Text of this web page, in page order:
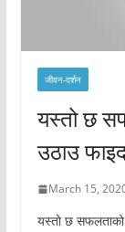
जीवन-दर्शन
यस्तो छ
उठाउ
March 15,
यस्तो छ